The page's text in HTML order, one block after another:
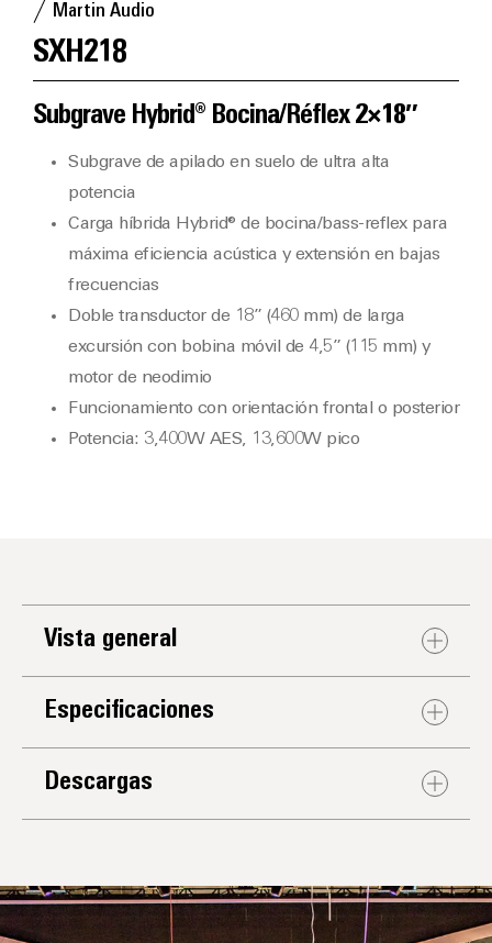
Martin Audio
SXH218
Subgrave Hybrid® Bocina/Réflex 2×18″
Subgrave de apilado en suelo de ultra alta
potencia
Carga híbrida Hybrid® de bocina/bass-reflex para
máxima eficiencia acústica y extensión en bajas
frecuencias
Doble transductor de 18” (460 mm) de larga
excursión con bobina móvil de 4,5” (115 mm) y
motor de neodimio
Funcionamiento con orientación frontal o posterior
Potencia: 3,400W AES, 13,600W pico
Vista general
Especificaciones
Descargas